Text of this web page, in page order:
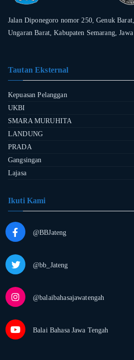
Jalan Diponegoro nomor 250, Genuk
Ungaran Barat, Kabupaten Semarang,
Tautan Eksternal
Kepuasan Pelanggan
UKBI
SMARA MURUHITA
LANDUNG
PRADA
Gangsingan
Lajasa
Ikuti Kami
@BBJateng
@bb_Jateng
@balaibahasajawatengah
Balai Bahasa Jawa Tengah